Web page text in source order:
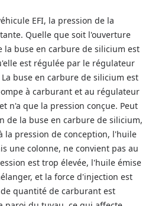
EFI, la pression de la
Quelle que soit l'ouverture
buse en carbure de silicium est
est régulée par le régulateur
La buse en carbure de silicium est
à carburant et au régulateur
n'a que la pression conçue. Peut
de la buse en carbure de silicium,
la pression de conception, l'huile
une colonne, ne convient pas au
est trop élevée, l'huile émise
et la force d'injection est
quantité de carburant est